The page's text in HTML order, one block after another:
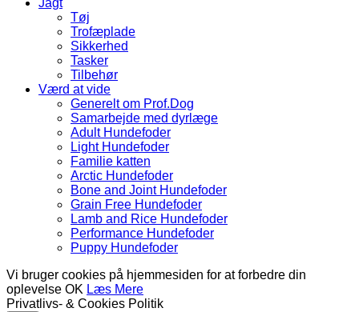
Jagt
Tøj
Trofæplade
Sikkerhed
Tasker
Tilbehør
Værd at vide
Generelt om Prof.Dog
Samarbejde med dyrlæge
Adult Hundefoder
Light Hundefoder
Familie katten
Arctic Hundefoder
Bone and Joint Hundefoder
Grain Free Hundefoder
Lamb and Rice Hundefoder
Performance Hundefoder
Puppy Hundefoder
Vi bruger cookies på hjemmesiden for at forbedre din
oplevelse OK Læs Mere
Privatlivs- & Cookies Politik